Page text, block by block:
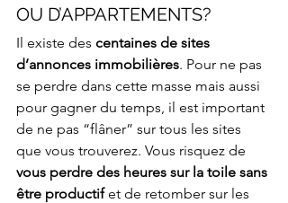
OU D’APPARTEMENTS?
Il existe des centaines de sites
d’annonces immobilières. Pour ne pas
se perdre dans cette masse mais aussi
pour gagner du temps, il est important
de ne pas “flâner” sur tous les sites
que vous trouverez. Vous risquez de
vous perdre des heures sur la toile sans
être productif et de retomber sur les